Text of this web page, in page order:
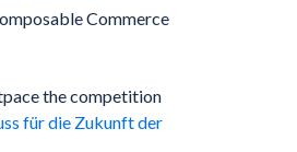
Commerce
the competition
für die Zukunft der